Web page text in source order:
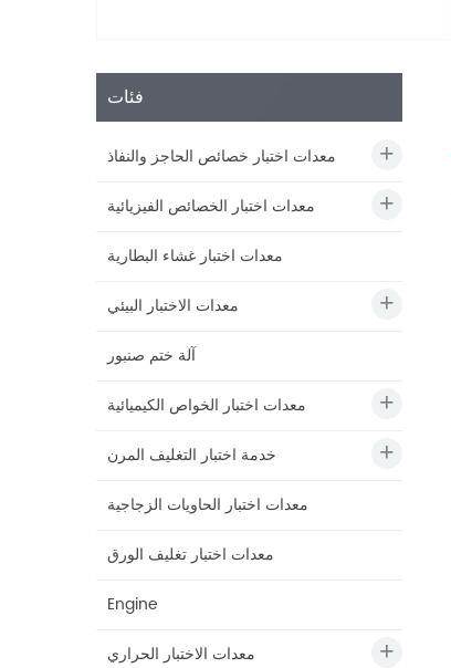
فئات
معدات اختبار خصائص الحاجز والنفاذ
معدات اختبار الخصائص الفيزيائية
معدات اختبار غشاء البطارية
معدات الاختبار البيئي
آلة ختم صنبور
معدات اختبار الخواص الكيميائية
خدمة اختبار التغليف المرن
معدات اختبار الحاويات الزجاجية
معدات اختبار تغليف الورق
Engine
معدات الاختبار الحراري